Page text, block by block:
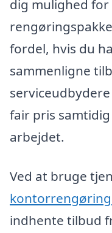
dig mulighed
fordel, hvis du
sammenligne
fair pris
arbejdet.
Ved at bruge
indhente tilbud